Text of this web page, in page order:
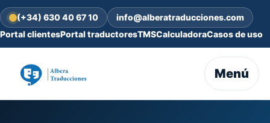
(+34) 630 40 67 10
info@alberatraducciones.com
Portal clientesPortal traductoresTMSCalculadoraCasos de uso
Menú